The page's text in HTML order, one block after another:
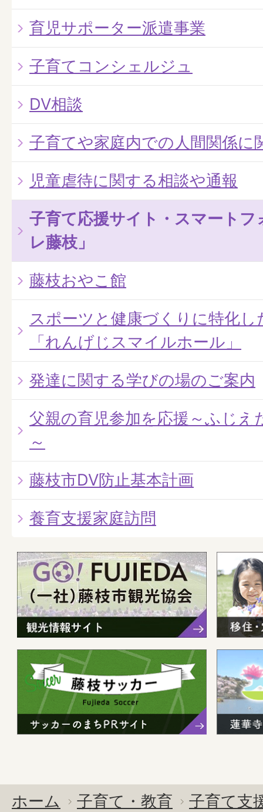
育児サポーター派遣事業
子育てコンシェルジュ
DV相談
子育てや家庭内での人間関係に
児童虐待に関する相談や通報
子育て応援サイト・スマート
レ藤枝」
藤枝おやこ館
スポーツと健康づくりに特化し
「れんげじスマイルホール」
発達に関する学びの場のご案内
父親の育児参加を応援～ふじえ
～
藤枝市DV防止基本計画
養育支援家庭訪問
ホーム 子育て・教育
子育て支